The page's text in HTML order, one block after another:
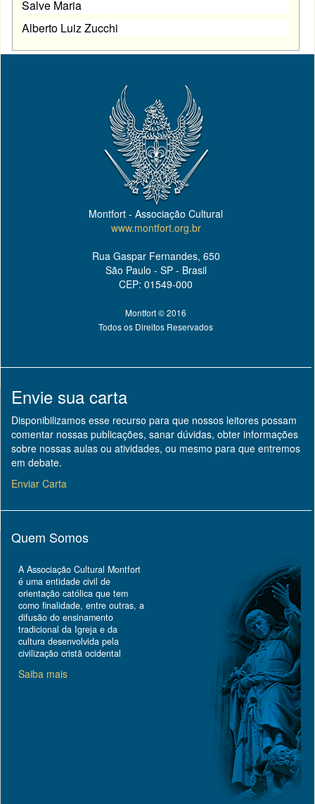
Salve Maria
Alberto Luiz Zucchi
Montfort - Associação Cultural
www.montfort.org.br
Rua Gaspar Fernandes, 650
São Paulo - SP - Brasil
CEP: 01549-000
Montfort © 2016
Todos os Direitos Reservados
Envie sua carta
Disponibilizamos esse recurso para que nossos leitores possam
comentar nossas publicações, sanar dúvidas, obter informações
sobre nossas aulas ou atividades, ou mesmo para que entremos
em debate.
Enviar Carta
Quem Somos
A Associação Cultural Montfort
é uma entidade civil de
orientação católica que tem
como finalidade, entre outras, a
difusão do ensinamento
tradicional da Igreja e da
cultura desenvolvida pela
civilização cristã ocidental
Saiba mais